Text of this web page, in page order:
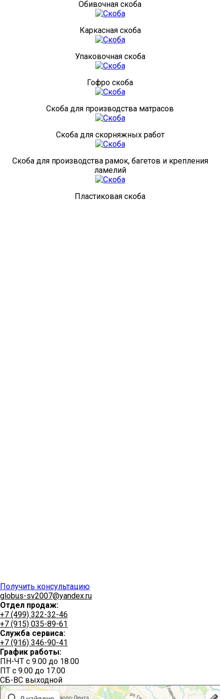
Обивочная скоба
Каркасная скоба
Упаковочная скоба
Гофро скоба
Скоба для производства матрасов
Скоба для скорняжных работ
Скоба для производства рамок, багетов и крепления
ламелий
Пластиковая скоба
Получить консультацию
globus-sv2007@yandex.ru
Отдел продаж:
+7 (499) 322-32-46
+7 (915) 035-89-61
Служба сервиса:
+7 (916) 346-90-41
График работы:
ПН-ЧТ с 9.00 до 18.00
ПТ с 9.00 до 17.00
СБ-ВС выходной
Глобус Северо-Восток
Производственное предприятие в Мытищах